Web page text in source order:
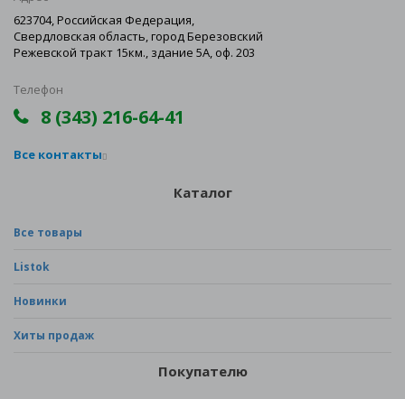
623704, Российская Федерация,
Свердловская область, город Березовский
Режевской тракт 15км., здание 5А, оф. 203
Телефон
8 (343) 216-64-41
Все контакты
Каталог
Все товары
Listok
Новинки
Хиты продаж
Покупателю